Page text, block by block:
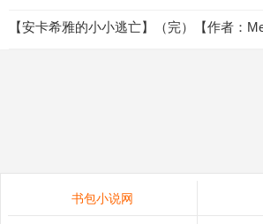
【安卡希雅的小小逃亡】（完）【作者：
书包小说网